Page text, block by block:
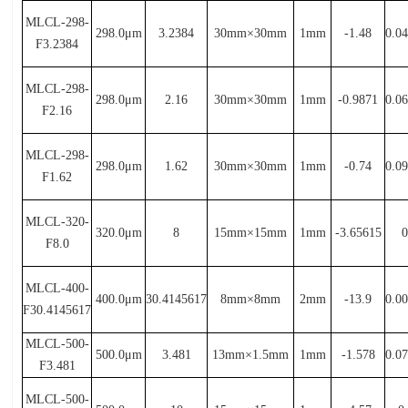
MLCL-298-
F3.2384
298.0μm 3.2384 30mm×30mm 1mm -1.48
MLCL-298-
F2.16
298.0μm 2.16 30mm×30mm 1mm -0.9871
MLCL-298-
F1.62
298.0μm 1.62 30mm×30mm 1mm -0.74
MLCL-320-
F8.0
320.0μm 8 15mm×15mm 1mm -3.65615
MLCL-400-
F30.4145617
400.0μm 30.4145617 8mm×8mm 2mm -13.9
MLCL-500-
F3.481
500.0μm 3.481 13mm×1.5mm 1mm -1.578
MLCL-500-